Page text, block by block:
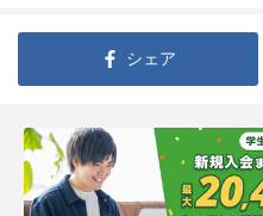
シェア